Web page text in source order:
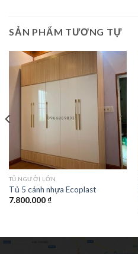
SẢN PHẨM TƯƠNG TỰ
TỦ NGƯỜI LỚN
Tủ 5 cánh nhựa Ecoplast
7.800.000₫